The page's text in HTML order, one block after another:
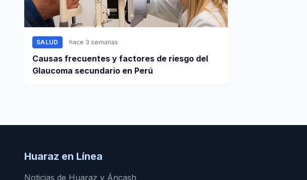
SALUD hace 3 semanas
Causas frecuentes y factores de riesgo del
Glaucoma secundario en Perú
Huaraz en Línea
Noticias de Huaraz y Áncash